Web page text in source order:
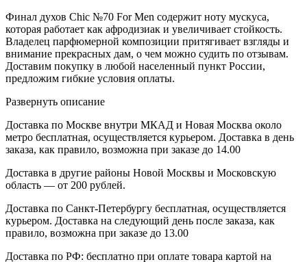
Финал духов Chic №70 For Men содержит ноту мускуса,
которая работает как афродизиак и увеличивает стойкость.
Владелец парфюмерной композиции притягивает взгляды и
внимание прекрасных дам, о чем можно судить по отзывам.
Доставим покупку в любой населенный пункт России,
предложим гибкие условия оплаты.
Развернуть описание
Доставка по Москве внутри МКАД и Новая Москва около
метро бесплатная, осуществляется курьером. Доставка в день
заказа, как правило, возможна при заказе до 14.00
Доставка в другие районы Новой Москвы и Московскую
область — от 200 рублей.
Доставка по Санкт-Петербургу бесплатная, осуществляется
курьером. Доставка на следующий день после заказа, как
правило, возможна при заказе до 13.00
Доставка по РФ: бесплатно при оплате товара картой на